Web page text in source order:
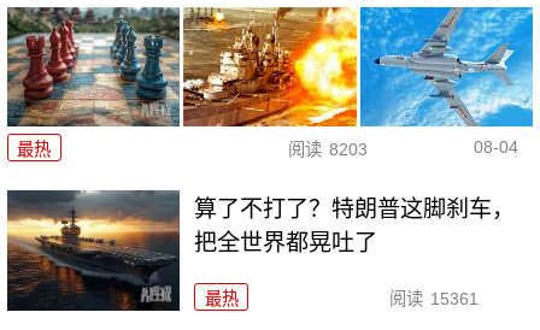
最热 阅读 8203 08-04
算了不打了？特朗普这脚刹车，
把全世界都晃吐了
最热 阅读 15361